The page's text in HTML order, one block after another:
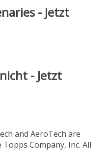
- Jetzt
- Jetzt
and AeroTech are
Company, Inc. All